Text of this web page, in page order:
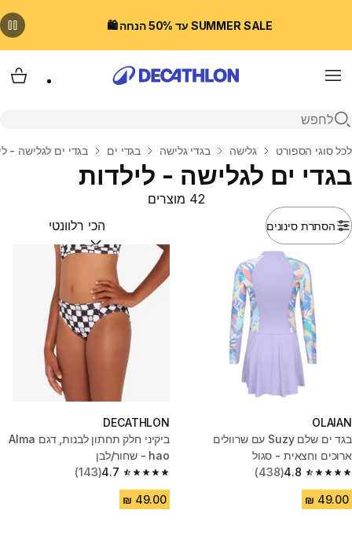
SUMMER SALE עד 50% הנחה 🛍️
Menu
פתיחת חיפוש
בית
לכל סוגי הספורט גלישה בגדי גלישה בגדי ים בגדי ים לגלישה -
בגדי ים לגלישה - לילדות
הסתרת סינונים
42 מוצרים
מיין לפי:(optional)
OLAIAN
בגד ים שלם Suzy עם שרוולים
ארוכים וחצאית - סגול
4.8
4.8 out of 5 stars from 438 reviews
(438)
DECATHLON
ביקיני חלק תחתון לבנות, דגם Alma
hao - שחור/לבן
4.7
4.7 out of 5 stars from 143 reviews
(143)